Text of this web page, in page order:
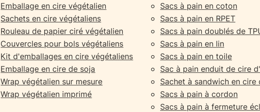
Emballage en cire végétalien
Sachets en cire végétaliens
Rouleau de papier ciré végétalien
Couvercles pour bols végétaliens
Kit d'emballages en cire végétaliens
Emballage en cire de soja
Wrap végétalien sur mesure
Wrap végétalien imprimé
Sacs à pain en coton
Sacs à pain en RPET
Sacs à pain doublés de
Sacs à pain en lin
Sacs à pain en toile
Sac à pain enduit de cire
Sachet à sandwich en cire
Sacs à pain à cordon
Sacs à pain à fermeture